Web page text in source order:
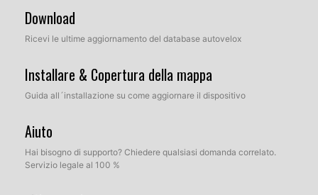
Download
Ricevi le ultime aggiornamento del database autovelox
Installare & Copertura della mappa
Guida all´installazione su come aggiornare il dispositivo
Aiuto
Hai bisogno di supporto? Chiedere qualsiasi domanda correlato.
Servizio legale al 100 %